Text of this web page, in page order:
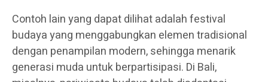
Contoh lain yang dapat dilihat adalah festival
budaya yang menggabungkan elemen tradisional
dengan penampilan modern, sehingga menarik
generasi muda untuk berpartisipasi. Di Bali,